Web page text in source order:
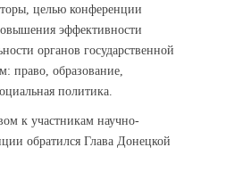
целью конференции
эффективности
органов государственной
право, образование,
политика.
к участникам научно-
обратился Глава Донецкой